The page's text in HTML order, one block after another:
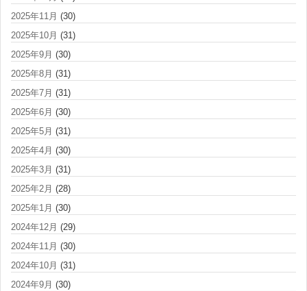
2025年11月 (30)
2025年10月 (31)
2025年9月 (30)
2025年8月 (31)
2025年7月 (31)
2025年6月 (30)
2025年5月 (31)
2025年4月 (30)
2025年3月 (31)
2025年2月 (28)
2025年1月 (30)
2024年12月 (29)
2024年11月 (30)
2024年10月 (31)
2024年9月 (30)